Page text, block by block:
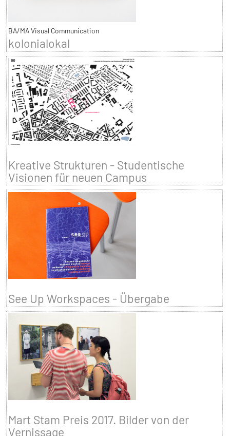
BA/MA Visual Communication
kolonialokal
Kreative Strukturen - Studentische
Visionen für neuen Campus
See Up Workspaces - Übergabe
Mart Stam Preis 2017. Bilder von der
Vernissage